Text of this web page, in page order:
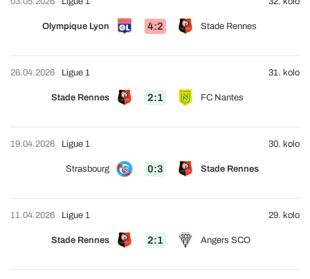
Olympique Lyon 4:2 Stade Rennes
26.04.2026
Stade Rennes 2:1 FC Nantes
Ligue 1 31. kolo
19.04.2026
Strasbourg 0:3 Stade Rennes
Ligue 1 30. kolo
11.04.2026
Stade Rennes 2:1 Angers SCO
Ligue 1 29. kolo